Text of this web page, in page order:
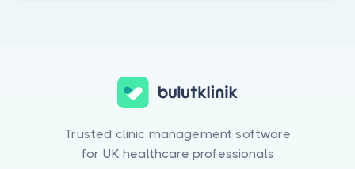
Trusted clinic management software
for UK healthcare professionals